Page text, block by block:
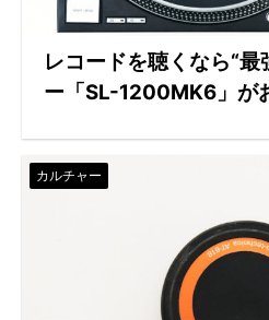
レコードを聴くなら“
ー「SL-1200MK6」が
カルチャー